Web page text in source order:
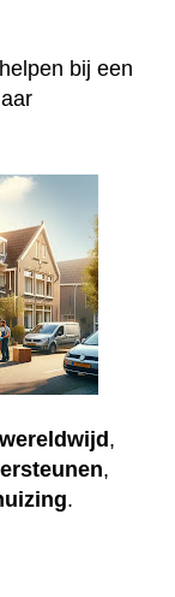
bij een
,
,
.